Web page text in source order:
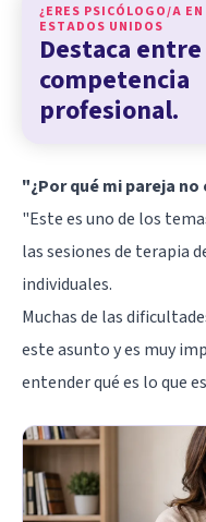
¿ERES PSICÓLOGO/A EN
ESTADOS UNIDOS
Destaca
competencia
profesional.
"¿Por qué mi pareja
"Este es uno de los
las sesiones de terapia
individuales.
Muchas de las
este asunto y es muy
entender qué es lo que